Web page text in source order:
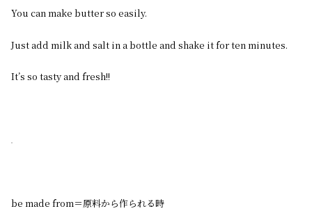
You can make butter so easily.
Just add milk and salt in a bottle and shake it for ten minutes.
It’s so tasty and fresh!!
be made from＝原料から作られる時